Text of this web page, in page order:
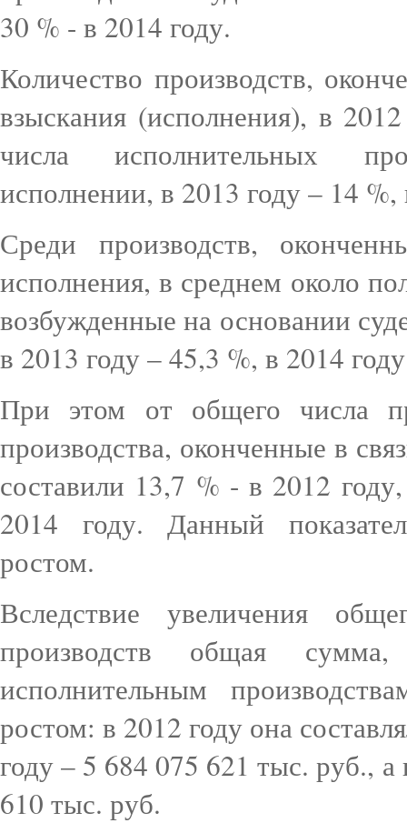
30 % - в 2014 году.
Количество производств,
взыскания (исполнения), в
числа исполнительных
исполнении, в 2013 году – 14
Среди производств,
исполнения, в среднем около
возбужденные на основании
в 2013 году – 45,3 %, в 2014
При этом от общего числа
производства, оконченные в
составили 13,7 % - в 2012
2014 году. Данный
ростом.
Вследствие увеличения
производств общая
исполнительным
ростом: в 2012 году она
году – 5 684 075 621 тыс. руб.,
610 тыс. руб.